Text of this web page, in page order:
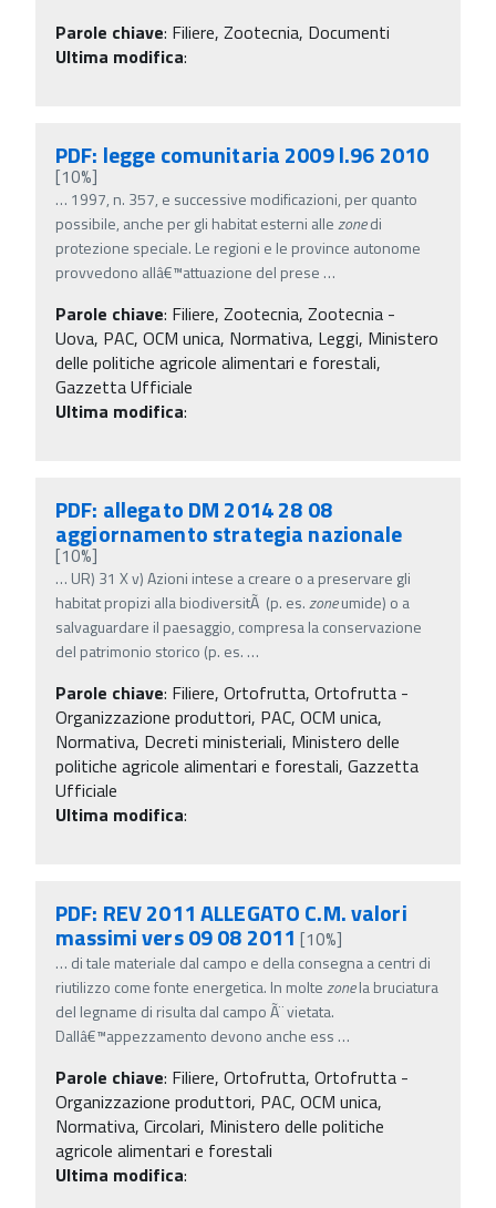
Parole chiave: Filiere, Zootecnia, Documenti
Ultima modifica:
PDF: legge comunitaria 2009 l.96 2010
[10%]
… 1997, n. 357, e successive modificazioni, per quanto
possibile, anche per gli habitat esterni allezonedi
protezione speciale. Le regioni e le province autonome
provvedono allâ€™attuazione del prese …
Parole chiave: Filiere, Zootecnia, Zootecnia -
Uova, PAC, OCM unica, Normativa, Leggi, Ministero
delle politiche agricole alimentari e forestali,
Gazzetta Ufficiale
Ultima modifica:
PDF: allegato DM 2014 28 08
aggiornamento strategia nazionale
[10%]
… UR) 31 X v) Azioni intese a creare o a preservare gli
habitat propizi alla biodiversitÃ (p. es.zoneumide) o a
salvaguardare il paesaggio, compresa la conservazione
del patrimonio storico (p. es. …
Parole chiave: Filiere, Ortofrutta, Ortofrutta -
Organizzazione produttori, PAC, OCM unica,
Normativa, Decreti ministeriali, Ministero delle
politiche agricole alimentari e forestali, Gazzetta
Ufficiale
Ultima modifica:
PDF: REV 2011 ALLEGATO C.M. valori
massimi vers 09 08 2011 [10%]
… di tale materiale dal campo e della consegna a centri di
riutilizzo come fonte energetica. In moltezonela bruciatura
del legname di risulta dal campo Ã¨ vietata.
Dallâ€™appezzamento devono anche ess …
Parole chiave: Filiere, Ortofrutta, Ortofrutta -
Organizzazione produttori, PAC, OCM unica,
Normativa, Circolari, Ministero delle politiche
agricole alimentari e forestali
Ultima modifica: